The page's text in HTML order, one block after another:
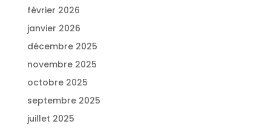
février 2026
janvier 2026
décembre 2025
novembre 2025
octobre 2025
septembre 2025
juillet 2025